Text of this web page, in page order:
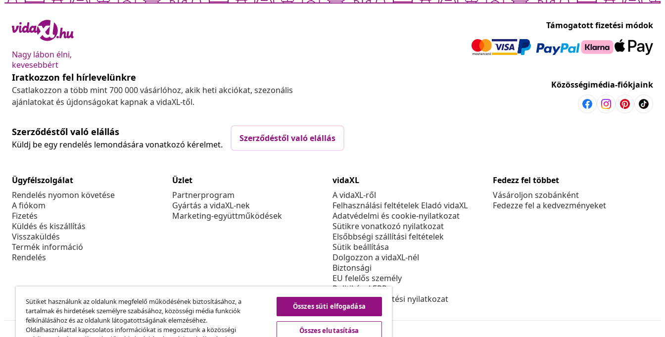
Nagy lábon élni,
kevesebbért
Támogatott fizetési módok
Iratkozzon fel hírlevelünkre
Csatlakozzon a több mint 700 000 vásárlóhoz, akik heti akciókat, szezonális
ajánlatokat és újdonságokat kapnak a vidaXL-től.
Közösségimédia-fiókjaink
Szerződéstől való elállás
Küldj be egy rendelés lemondására vonatkozó kérelmet.
Szerződéstől való elállás
Ügyfélszolgálat
Rendelés nyomon követése
A fiókom
Fizetés
Küldés és kiszállítás
Visszaküldés
Termék információ
Rendelés
Üzlet
Partnerprogram
Gyártás a vidaXL-nek
Marketing-együttműködések
vidaXL
A vidaXL-ről
Felhasználási feltételek Eladó vidaXL
Adatvédelmi és cookie-nyilatkozat
Sütikre vonatkozó nyilatkozat
Elsőbbségi szállítási feltételek
Sütik beállítása
Dolgozzon a vidaXL-nél
Biztonsági
EU felelős személy
Politikával EPR
Akadálymentesítési nyilatkozat
Fedezz fel többet
Vásároljon szobánként
Fedezze fel a kedvezményeket
Sütiket használunk az oldalunk megfelelő működésének biztosításához, a
tartalmak és hirdetések személyre szabásához, közösségi média funkciók
felkínálásához és az oldalunk látogatottságának elemzéséhez.
Oldalhasználattal kapcsolatos információkat is megosztunk a közösségi
Összes süti elfogadása
Összes elutasítása